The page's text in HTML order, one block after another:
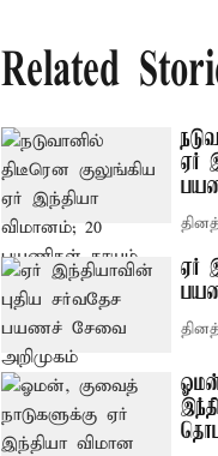
Related
ஏர்
ஏர்